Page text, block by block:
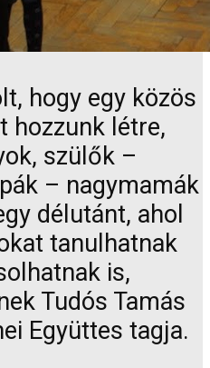
hogy egy közös
hozzunk létre,
szülők –
– nagymamák
délutánt, ahol
tanulhatnak
is,
Tudós Tamás
Együttes tagja.